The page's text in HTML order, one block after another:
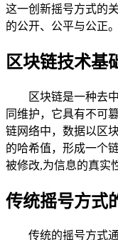
这一创新摇号方式的
的公开、公平与公正。
区块链技术基
区块链是一种去
同维护，它具有不可
链网络中，数据以区
的哈希值，形成一个
被修改,为信息的真实
传统摇号方式
传统的摇号方式